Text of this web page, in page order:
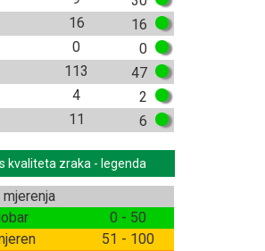
16
16
0
0
113
47
4
2
11 6
kvaliteta zraka - legenda
0 - 50
51 - 100